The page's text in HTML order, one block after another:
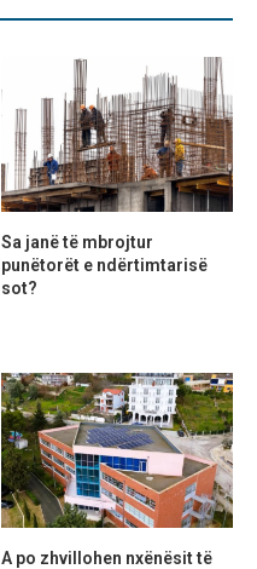
Sa janë të mbrojtur
punëtorët e ndërtimtarisë
sot?
A po zhvillohen nxënësit të